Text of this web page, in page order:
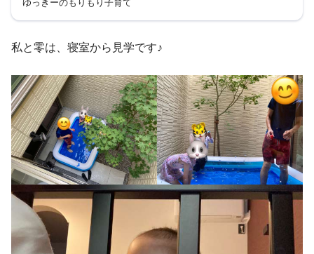
ゆっきーのもりもり子育て
私と零は、寝室から見学です♪